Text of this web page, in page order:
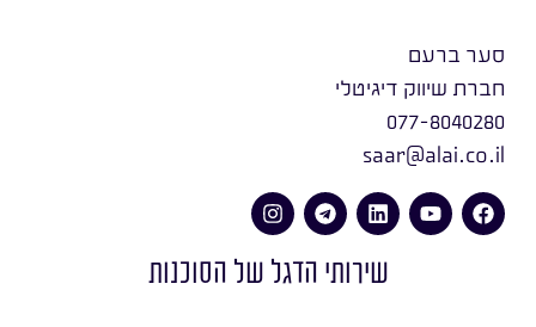
סער ברעם
חברת שיווק דיגיטלי
077-8040280
saar@alai.co.il
שירותי הדגל של הסוכנות